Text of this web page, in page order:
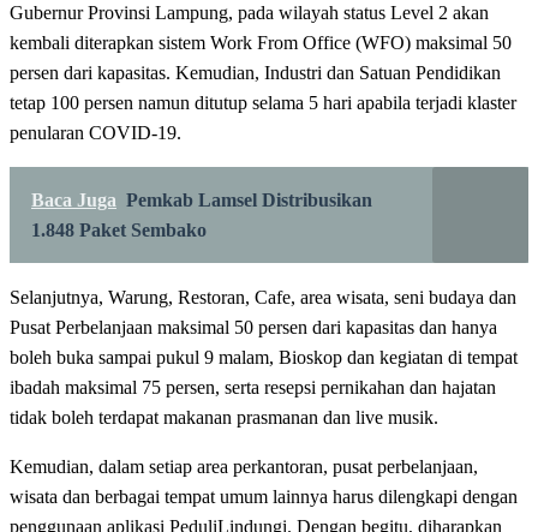
Gubernur Provinsi Lampung, pada wilayah status Level 2 akan
kembali diterapkan sistem Work From Office (WFO) maksimal 50
persen dari kapasitas. Kemudian, Industri dan Satuan Pendidikan
tetap 100 persen namun ditutup selama 5 hari apabila terjadi klaster
penularan COVID-19.
Baca Juga Pemkab Lamsel Distribusikan
1.848 Paket Sembako
Selanjutnya, Warung, Restoran, Cafe, area wisata, seni budaya dan
Pusat Perbelanjaan maksimal 50 persen dari kapasitas dan hanya
boleh buka sampai pukul 9 malam, Bioskop dan kegiatan di tempat
ibadah maksimal 75 persen, serta resepsi pernikahan dan hajatan
tidak boleh terdapat makanan prasmanan dan live musik.
Kemudian, dalam setiap area perkantoran, pusat perbelanjaan,
wisata dan berbagai tempat umum lainnya harus dilengkapi dengan
penggunaan aplikasi PeduliLindungi. Dengan begitu, diharapkan